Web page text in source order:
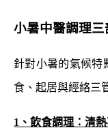
小暑中醫調理三
針對小暑的氣候特
食、起居與經絡三
1、飲食調理：清